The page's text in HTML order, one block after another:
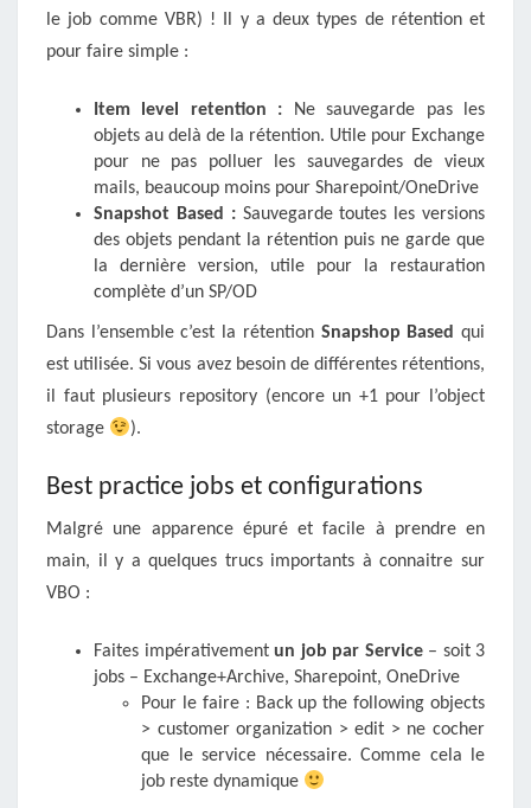
le job comme VBR) ! Il y a deux types de rétention et
pour faire simple :
Item level retention : Ne sauvegarde pas les
objets au delà de la rétention. Utile pour Exchange
pour ne pas polluer les sauvegardes de vieux
mails, beaucoup moins pour Sharepoint/OneDrive
Snapshot Based : Sauvegarde toutes les versions
des objets pendant la rétention puis ne garde que
la dernière version, utile pour la restauration
complète d’un SP/OD
Dans l’ensemble c’est la rétention Snapshop Based qui
est utilisée. Si vous avez besoin de différentes rétentions,
il faut plusieurs repository (encore un +1 pour l’object
storage
).
Best practice jobs et configurations
Malgré une apparence épuré et facile à prendre en
main, il y a quelques trucs importants à connaitre sur
VBO :
Faites impérativement un job par Service– soit 3
jobs – Exchange+Archive, Sharepoint, OneDrive
Pour le faire : Back up the following objects
> customer organization > edit > ne cocher
que le service nécessaire. Comme cela le
job reste dynamique